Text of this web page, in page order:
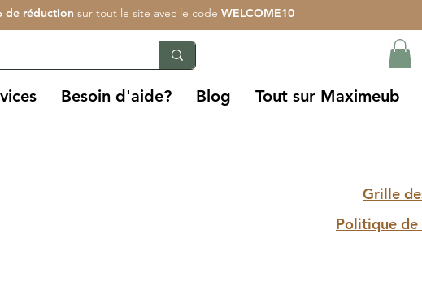
Besoin d'aide? Blog Tout sur Maximeub
de réduction sur tout le site avec le code WELCOME10
Grille
Politique